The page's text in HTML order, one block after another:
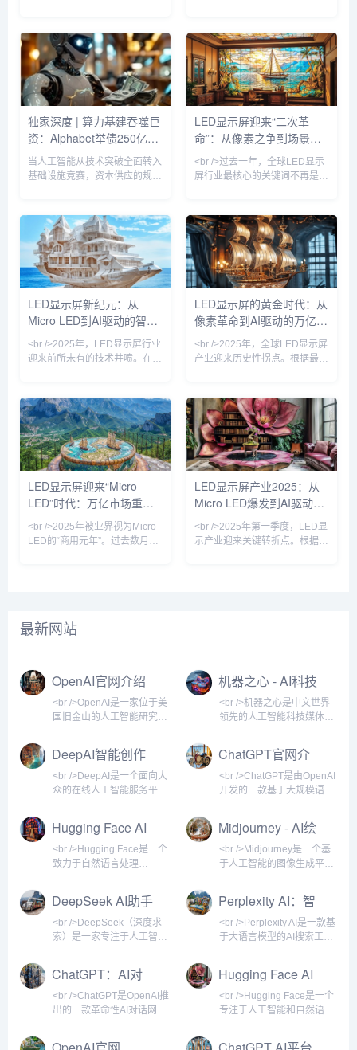
星、苹果、京东方等头部厂商的
Micro LED生产线已实现小批量
出货。与传统的LCD和OLED相
比，Micro LED在亮度、响应速
度和功耗方面具有压倒性优势，
尤其是在户外强光环境下，其亮
度可达20000nit以上，且寿命超
过100000小时。业内分析师指
前下降60%，三星、苹果、京东
方等巨头纷纷加速布局。此前被
诟病为“实验室技术”的Micro
LED，如今已出现在高端商用显
示、车载AR-HUD乃至可穿戴设
备中。某头部面板厂商透露，其
新一代Micro LED显示屏的亮度
已达到10000尼特，功耗却降低
独家深度 | 算力基建吞噬巨
资：Alphabet举债250亿，
软银质押OpenAI股权撬动
百亿贷款
当人工智能从技术突破全面转入
基础设施竞赛，资本供应的规模
响力的科技投资主体——
Alphabet Inc. 与软银集团——
相继披露了规模空前的债务融资
方案，清晰勾勒出这场AI军备竞
赛已迈入高杠杆、长周期、重资
本的新阶段。据知情人士及监管
文件显示，谷歌母公司Alphabet
计划在公开市场分十批发行公司
筹资目标介于20...
LED显示屏迎来“二次革
命”：从像素之争到场景智
能的跃迁
<br />过去一年，全球LED显示
屏行业最核心的关键词不再是
最新的十份产业调研报告，
Micro LED在60英寸以下显示领
域的良率突破至99.99%的实验
室水平，而巨量转移设备成本同
比降低42%，这直接推动三星、
索尼与国内京东方系厂商将
Micro LED商用时间表提前至
2025年Q3。与此同时，
据P1.2以下
LED显示屏新纪元：从
Micro LED到AI驱动的智慧
屏革命
<br />2025年，LED显示屏行业
迎来前所未有的技术井喷。在刚
同时展示了基于Micro LED技术
的全新产品线，像素间距首次突
破P0.3以下，亮度达到10000尼
特，对比度提升至理论极限。更
令人振奋的是，中国企业利亚德
与晶电合作的Micro LED量产线
正式投产，成本较去年下降
40%，这标志着Micro LED从
LED显示屏的黄金时代：从
像素革命到AI驱动的万亿级
视觉生态
<br />2025年，全球LED显示屏
产业迎来历史性拐点。根据最新
亿美元，同比增长23.7%。这背
后的核心驱动力，来自Mini
LED和Micro LED技术的商业化
落地彻底打破了传统小间距LED
的天花板。利亚德、洲明科技、
艾比森等头部企业相继推出P0.3
以下超微间距产品，将LED显示
屏从“远观巨幕”推向“近触视界”
LED显示屏迎来“Micro
LED”时代：万亿市场重塑
视觉革命
<br />2025年被业界视为Micro
LED的“商用元年”。过去数月
是，巨量转移技术的良率首次突
仅存在于实验室的“终极显示技
术”，正加速走向高端商用与家
庭影院市场。<br /
LED显示屏产业2025：从
Micro LED爆发到AI驱动的
户外媒体革命
<br />2025年第一季度，LED显
示产业迎来关键转折点。根据最
设备商Kulicke & Soffa的产能已
被预订至2026年。这标志着
Micro L
最新网站
OpenAI官网介绍
<br />OpenAI是一家位于美
国旧金山的人工智能研究公
·马斯克、山姆·奥特曼等人
共同创立。公司最初以非营
利组织的形式运营，旨在确
保人工智能技术能够安全、
限盈利”公司，以便吸引更多
投资，加速技术研发。如
今，OpenAI已成为全球最
模型、DALL-E系列图像生
成模
机器之心 - AI科技
媒体
<br />机器之心是中文世界
领先的人工智能科技媒体，
焦于人工智能领域的前沿动
态、技术突破与商业应用。
网站以深度报道和专业分析
著称，为科研人员、工程
信息服务和知识分享平台。
机器之心不仅是一个新闻聚
合站，更是一个连接学术与
之心的内容体系丰富多元，
覆盖人工智
DeepAI智能创作
平台
<br />DeepAI是一个面向大
众的在线人工智能服务平
工具。用户无需下载软件，
只需在浏览器中访问官网，
即可体验前沿的AI能力。平
速获取AI辅助。<br /><br />
<br />DeepAI的核心功能包
括文本生成、图像生成、图
可辅助写作、头脑风暴；
ChatGPT官网介
绍
<br />ChatGPT是由OpenAI
开发的一款基于大规模语言
2022年11月30日发布。它
能够通过自然语言与用户对
话，回答问题、撰写文章、
编写代码、翻译语言，甚至
ChatGPT在发布后迅速引爆
全球关注，上线五天注册用
户突破一百万，两个月后月
<br /><br /><br /
Hugging Face AI
平台介绍
<br />Hugging Face是一个
致力于自然语言处理
享的开源社区与平台。它提
供海量的预训练模型、数据
集和演示应用，让开发者能
够快速构建、训练和部署AI
上传自己的模型、下载他人
的成果，并通过
Transformers库轻松调用各
Midjourney - AI绘
画网站
<br />Midjourney是一个基
于人工智能的图像生成平
即可创作出高质量的数字艺
术作品。它由独立研究实验
室Midjourney, Inc.开发，成
立于2021年，总部位于美国
用户无需安装专门客户端，
即可在Discord服务器中调
用指令生成图像。<br /><br
DeepSeek AI助手
<br />DeepSeek（深度求
索）是一家专注于人工智能
官方网站提供了AI对话助
手、API接口及开源模型下
载等服务。作为国内领先的
AI技术平台，DeepSeek以
Perplexity AI：智
能搜索新纪元
<br />Perplexity AI是一款基
于大语言模型的AI搜索工
直接给出简洁、准确的答
案，并附上引用来源。用户
可以用自然语言提问，系统
ChatGPT：AI对
话助手
<br />ChatGPT是OpenAI推
出的一款革命性AI对话网
型构建，能够以自然语言与
Hugging Face AI
网站简介
<br />Hugging Face是一个
专注于人工智能和自然语言
2016年。它最初以开发聊天